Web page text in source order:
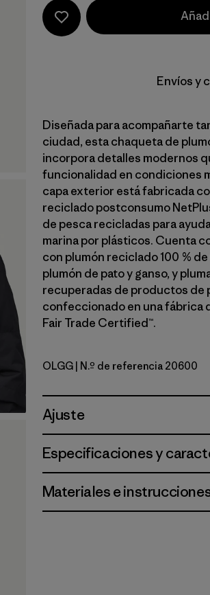
Envíos y
Diseñada para acompañarte
ciudad, esta chaqueta de
incorpora detalles modernos
funcionalidad en condiciones
capa exterior está fabricada
reciclado postconsumo
de pesca recicladas para
marina por plásticos. Cuenta
con plumón reciclado 100 %
plumón de pato y ganso, y
recuperadas de productos de
confeccionado en una
Fair Trade Certified™.
Old Growth Green
OLGG | N.º de referencia 20600
Ajuste
Especificaciones y
Materiales e